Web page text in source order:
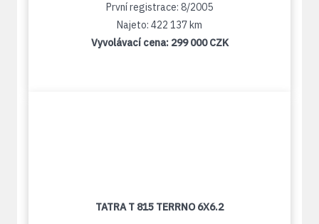
První registrace: 8/2005
Najeto: 422 137 km
Vyvolávací cena: 299 000 CZK
TATRA T 815 TERRNO 6X6.2